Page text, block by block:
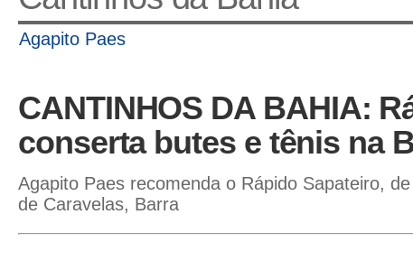
Agapito Paes
CANTINHOS DA BAHIA:
conserta butes e tênis na
Agapito Paes recomenda o Rápido Sapateiro,
de Caravelas, Barra